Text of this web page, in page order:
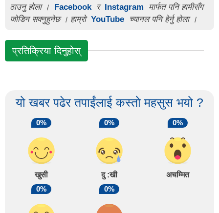
ठाउनु होला ।
Facebook र Instagram
मार्फत पनि हामीसँग
जोडिन सक्नुहुनेछ । हाम्रो YouTube च्यानल पनि हेर्नु होला ।
प्रतिक्रिया दिनुहोस्
यो खबर पढेर तपाईंलाई कस्तो महसुस भयो ?
0%
खुसी
0%
दु :खी
0%
अचम्मित
0%
0%